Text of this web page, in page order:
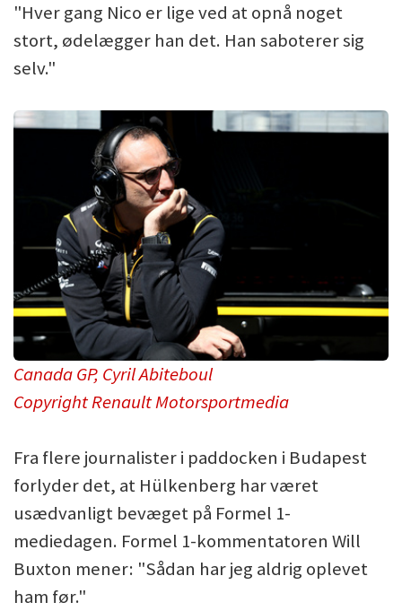
"Hver gang Nico er lige ved at opnå noget
stort, ødelægger han det. Han saboterer sig
selv."
Canada GP, Cyril Abiteboul
Copyright Renault Motorsportmedia
Fra flere journalister i paddocken i Budapest
forlyder det, at Hülkenberg har været
usædvanligt bevæget på Formel 1-
mediedagen. Formel 1-kommentatoren Will
Buxton mener: "Sådan har jeg aldrig oplevet
ham før."